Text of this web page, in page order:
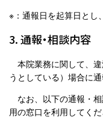
※：通報日を起算日とし
3. 通報・相談内容
本院業務に関して、
うとしている）場合に通
なお、以下の通報・
用の窓口を利用してくだ